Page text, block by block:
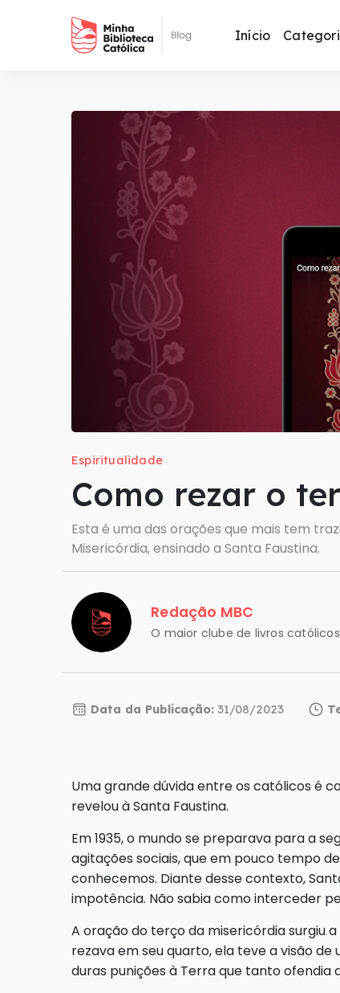
Início
Espiritualidade
Como rezar o
Esta é uma das orações que mais tem
Misericórdia, ensinado a Santa Faustina.
Redação MBC
O maior clube de livros católicos
Data da Publicação: 31/08/2023
Uma grande dúvida entre os católicos é
revelou à Santa Faustina.
Em 1935, o mundo se preparava para a
agitações sociais, que em pouco tempo
conhecemos. Diante desse contexto,
impotência. Não sabia como interceder
A oração do terço da misericórdia surgiu
rezava em seu quarto, ela teve a visão
duras punições à Terra que tanto ofendia